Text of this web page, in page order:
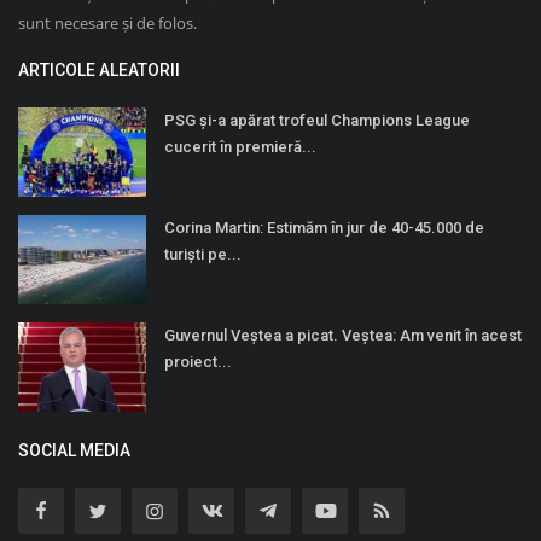
sunt necesare și de folos.
ARTICOLE ALEATORII
PSG și-a apărat trofeul Champions League
cucerit în premieră...
Corina Martin: Estimăm în jur de 40-45.000 de
turiști pe...
Guvernul Veştea a picat. Veştea: Am venit în acest
proiect...
SOCIAL MEDIA